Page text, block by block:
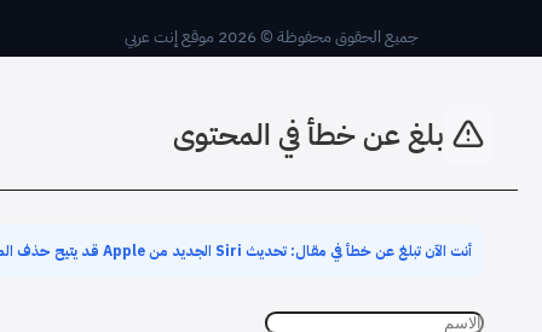
جميع الحقوق محفوظة © 2026 موقع إنت عربي
بلغ عن خطأ في المحتوى
أنت الآن تبلغ عن خطأ في مقال: تحديث Siri الجديد من Apple قد يتيح حذف المحادثات تلقائيًا